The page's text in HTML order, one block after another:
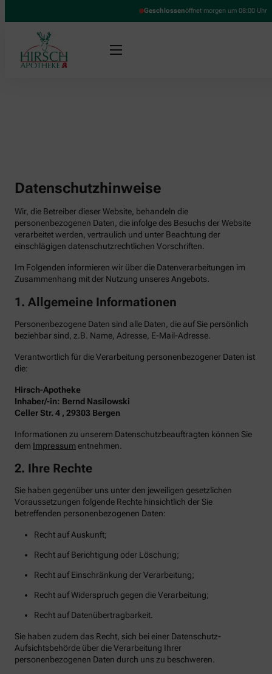
Geschlossenöffnet morgen um 08:00 Uhr
Datenschutzhinweise
Wir, die Betreiber dieser Website, behandeln die
personenbezogenen Daten, die infolge des Besuchs der Website
verarbeitet werden, vertraulich und unter Beachtung der
einschlägigen datenschutzrechtlichen Vorschriften.
Im Folgenden informieren wir über die Datenverarbeitungen im
Zusammenhang mit der Nutzung unseres Angebots.
1. Allgemeine Informationen
Personenbezogene Daten sind alle Daten, die auf Sie persönlich
beziehbar sind, z.B. Name, Adresse, E-Mail-Adresse.
Verantwortlich für die Verarbeitung personenbezogener Daten ist
die:
Hirsch-Apotheke
Inhaber/-in: Bernd Nasilowski
Celler Str. 4 , 29303 Bergen
Informationen zu unserem Datenschutzbeauftragten können Sie
dem Impressum entnehmen.
2. Ihre Rechte
Sie haben gegenüber uns unter den jeweiligen gesetzlichen
Voraussetzungen folgende Rechte hinsichtlich der Sie
betreffenden personenbezogenen Daten:
Recht auf Auskunft;
Recht auf Berichtigung oder Löschung;
Recht auf Einschränkung der Verarbeitung;
Recht auf Widerspruch gegen die Verarbeitung;
Recht auf Datenübertragbarkeit.
Sie haben zudem das Recht, sich bei einer Datenschutz-
Aufsichtsbehörde über die Verarbeitung Ihrer
personenbezogenen Daten durch uns zu beschweren.